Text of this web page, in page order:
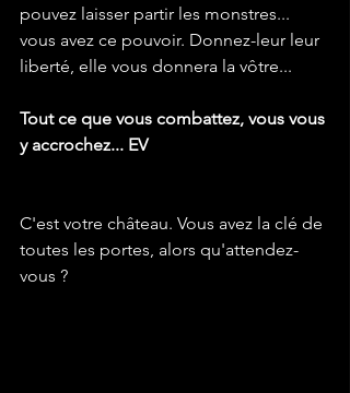
pouvez laisser partir les monstres...
vous avez ce pouvoir. Donnez-leur leur
liberté, elle vous donnera la vôtre...
Tout ce que vous combattez, vous vous
y accrochez... EV
C'est votre château. Vous avez la clé de
toutes les portes, alors qu'attendez-
vous ?